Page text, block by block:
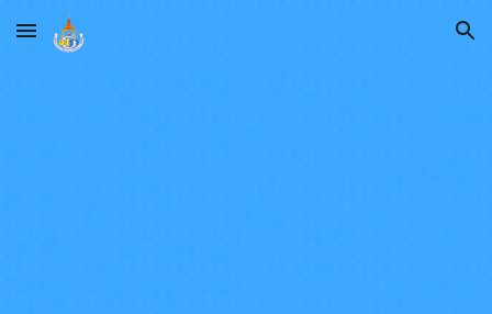
Skip to main content Skip to navigation